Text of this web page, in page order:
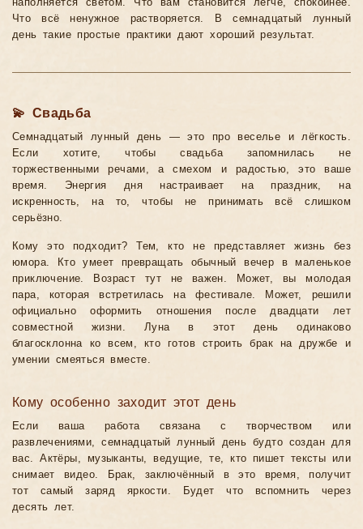
наполняется светом. Что вам становится легче, спокойнее.
Что всё ненужное растворяется. В семнадцатый лунный
день такие простые практики дают хороший результат.
💫 Свадьба
Семнадцатый лунный день — это про веселье и лёгкость.
Если хотите, чтобы свадьба запомнилась не
торжественными речами, а смехом и радостью, это ваше
время. Энергия дня настраивает на праздник, на
искренность, на то, чтобы не принимать всё слишком
серьёзно.
Кому это подходит? Тем, кто не представляет жизнь без
юмора. Кто умеет превращать обычный вечер в маленькое
приключение. Возраст тут не важен. Может, вы молодая
пара, которая встретилась на фестивале. Может, решили
официально оформить отношения после двадцати лет
совместной жизни. Луна в этот день одинаково
благосклонна ко всем, кто готов строить брак на дружбе и
умении смеяться вместе.
Кому особенно заходит этот день
Если ваша работа связана с творчеством или
развлечениями, семнадцатый лунный день будто создан для
вас. Актёры, музыканты, ведущие, те, кто пишет тексты или
снимает видео. Брак, заключённый в это время, получит
тот самый заряд яркости. Будет что вспомнить через
десять лет.